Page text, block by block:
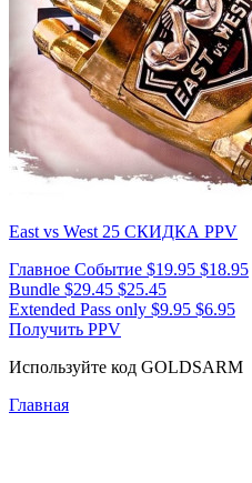
East vs West 25 СКИДКА PPV
Главное Событие $19.95 $18.95
Bundle $29.45 $25.45
Extended Pass only $9.95 $6.95
Получить PPV
Используйте код GOLDSARM
Главная